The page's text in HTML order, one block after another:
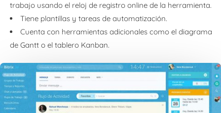
trabajo usando el reloj de registro online de la herramienta.
Tiene plantillas y tareas de automatización.
Cuenta con herramientas adicionales como el diagrama
de Gantt o el tablero Kanban.